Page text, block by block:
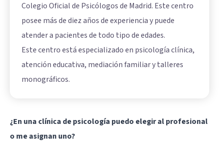
Colegio Oficial de Psicólogos de Madrid. Este centro
posee más de diez años de experiencia y puede
atender a pacientes de todo tipo de edades.
Este centro está especializado en psicología clínica,
atención educativa, mediación familiar y talleres
monográficos.
¿En una clínica de psicología puedo elegir al profesional
o me asignan uno?